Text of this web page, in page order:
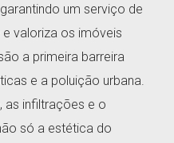
um serviço de
valoriza os imóveis
a primeira barreira
e a poluição urbana.
as infiltrações e o
só a estética do